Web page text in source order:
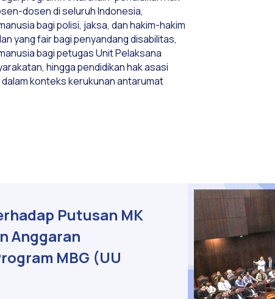
dosen di seluruh Indonesia,
bagi polisi, jaksa, dan hakim-hakim
yang fair bagi penyandang disabilitas,
bagi petugas Unit Pelaksana
hingga pendidikan hak asasi
konteks kerukunan antarumat
Putusan MK
Anggaran
MBG (UU